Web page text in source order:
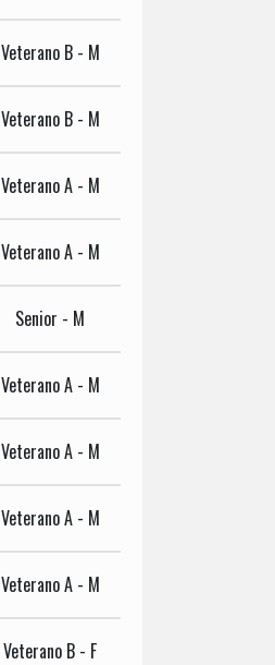
Veterano B - M
Veterano B - M
Veterano A - M
Veterano A - M
Senior - M
Veterano A - M
Veterano A - M
Veterano A - M
Veterano A - M
Veterano B - F